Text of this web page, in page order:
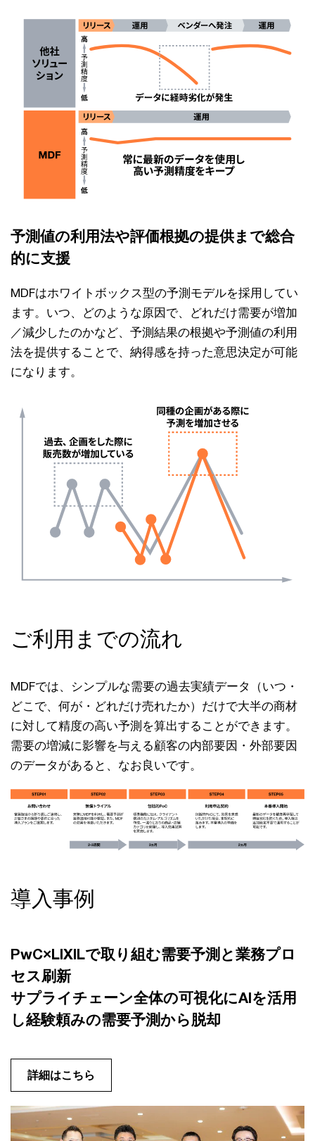
予測値の利用法や評価根拠の提供まで総合
的に支援
MDFはホワイトボックス型の予測モデルを採用してい
ます。いつ、どのような原因で、どれだけ需要が増加
／減少したのかなど、予測結果の根拠や予測値の利用
法を提供することで、納得感を持った意思決定が可能
になります。
ご利用までの流れ
MDFでは、シンプルな需要の過去実績データ（いつ・
どこで、何が・どれだけ売れたか）だけで大半の商材
に対して精度の高い予測を算出することができます。
需要の増減に影響を与える顧客の内部要因・外部要因
のデータがあると、なお良いです。
導入事例
PwC×LIXILで取り組む需要予測と業務プロ
セス刷新
サプライチェーン全体の可視化にAIを活用
し経験頼みの需要予測から脱却
詳細はこちら